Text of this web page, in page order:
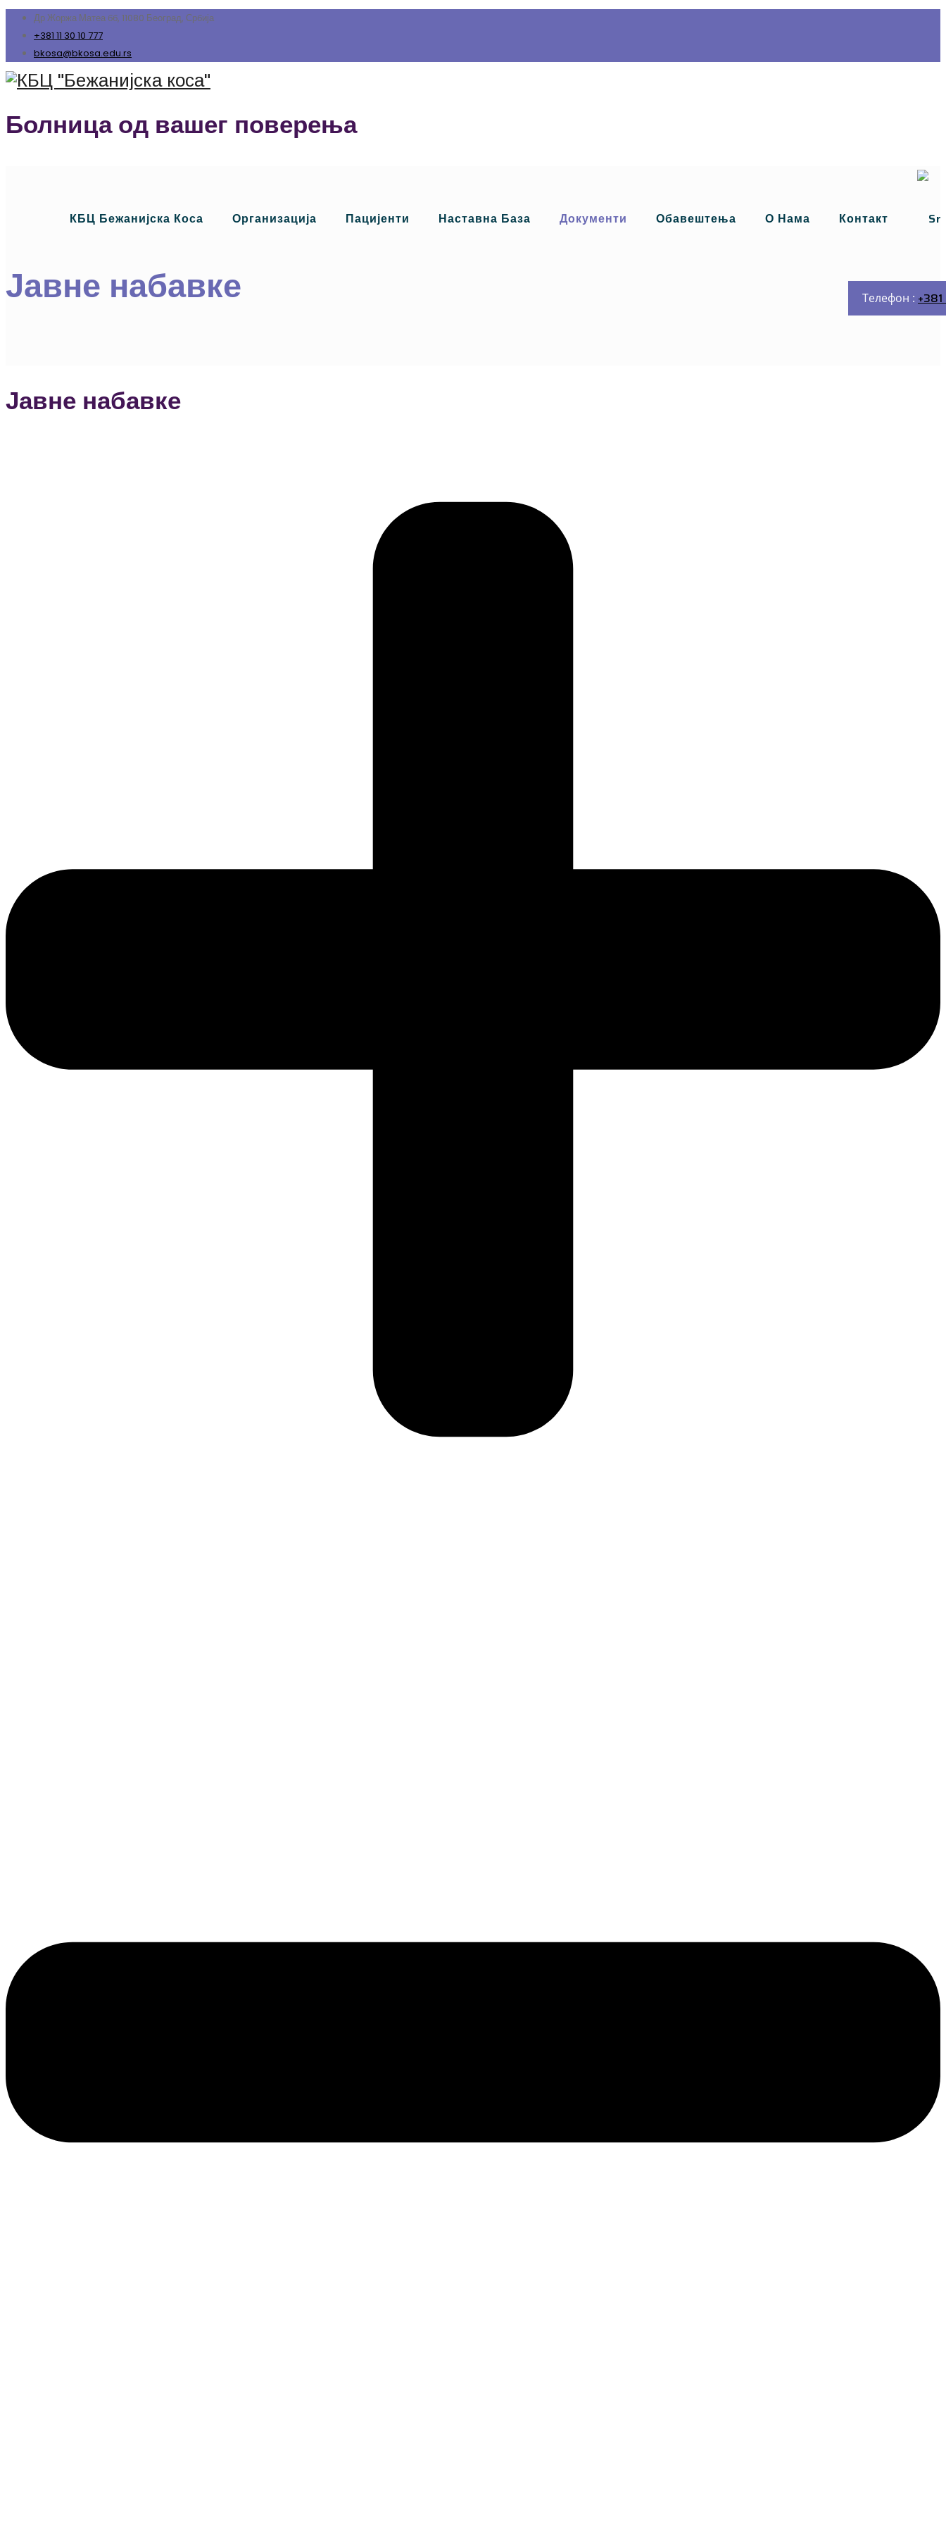
Др Жоржа Матеа бб, 11080 Београд, Србија
+381 11 30 10 777
bkosa@bkosa.edu.rs
Болница од вашег поверења
КБЦ Бежанијска Коса Организација Пацијенти Наставна База Документи Обавештења О Нама Контакт
Телефон : +381
Јавне набавке
Јавне набавке